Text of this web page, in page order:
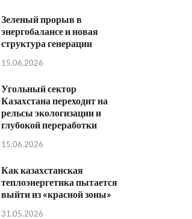
Зеленый прорыв в
энергобалансе и новая
структура генерации
15.06.2026
Угольный сектор
Казахстана переходит на
рельсы экологизации и
глубокой переработки
15.06.2026
Как казахстанская
теплоэнергетика пытается
выйти из «красной зоны»
31.05.2026